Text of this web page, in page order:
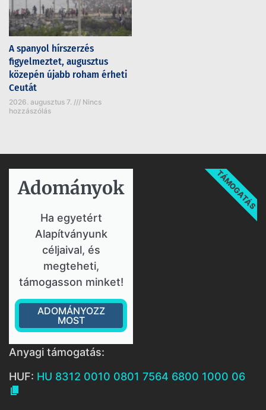
A spanyol hírszerzés
figyelmeztet, augusztus
közepén újabb roham érheti
Ceutát
2026. augusztus 7.
Nincs
hozzászólás
Adományok​
Ha egyetért
Alapítványunk
céljaival, és
megteheti,
támogasson minket!
ADOMÁNYOZZ
MOST
TÁMOGATÁS
Anyagi támogatás:
HUF: HU 8312 0010 0801 7564 6800 1000 06
